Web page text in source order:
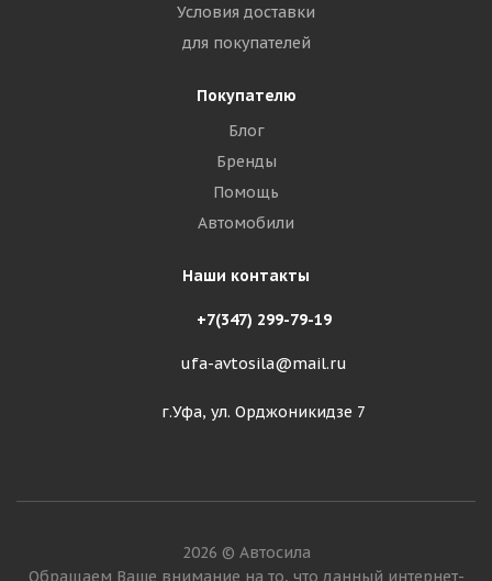
Условия доставки
для покупателей
Покупателю
Блог
Бренды
Помощь
Автомобили
Наши контакты
+7(347) 299-79-19
ufa-avtosila@mail.ru
г.Уфа, ул. Орджоникидзе 7
2026 © Автосила
Обращаем Ваше внимание на то, что данный интернет-